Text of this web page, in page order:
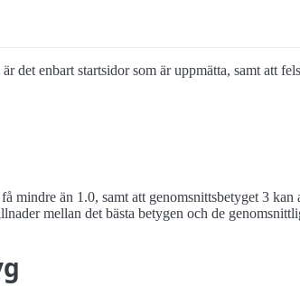
det enbart startsidor som är uppmätta, samt att
mindre än 1.0, samt att genomsnittsbetyget 3
mellan det bästa betygen och de